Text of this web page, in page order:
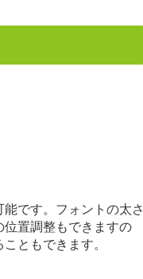
です。フォントの太さ
置調整もできますの
ともできます。